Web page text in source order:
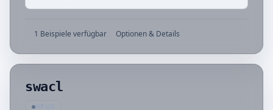
1 Beispiele verfügbar Optionen & Details
swacl